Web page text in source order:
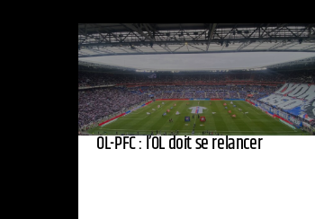
OL-PFC : l’OL doit se relancer